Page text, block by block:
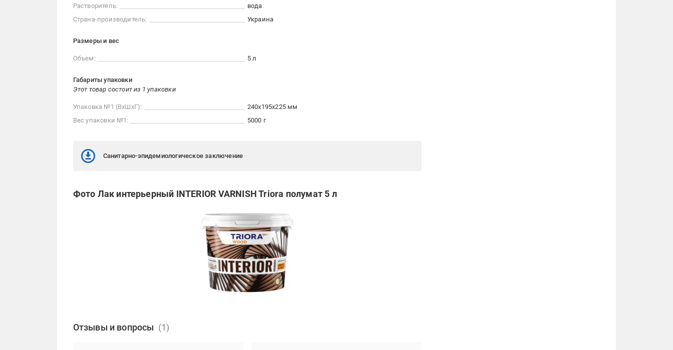
Растворитель:
вода
Страна-производитель:
Украина
Размеры и вес
Объем: 5 л
Габариты упаковки
Этот товар состоит из 1 упаковки
Упаковка №1 (ВхШхГ):
240x195x225 мм
Вес упаковки №1:
5000 г
Санитарно-эпидемиологическое заключение
Фото Лак интерьерный INTERIOR VARNISH Triora полумат 5 л
Отзывы и вопросы